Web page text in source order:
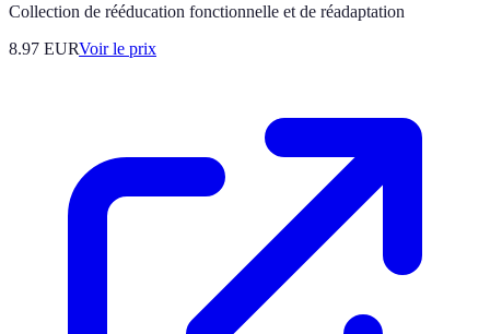
Collection de rééducation fonctionnelle et de réadaptation
8.97 EURVoir le prix